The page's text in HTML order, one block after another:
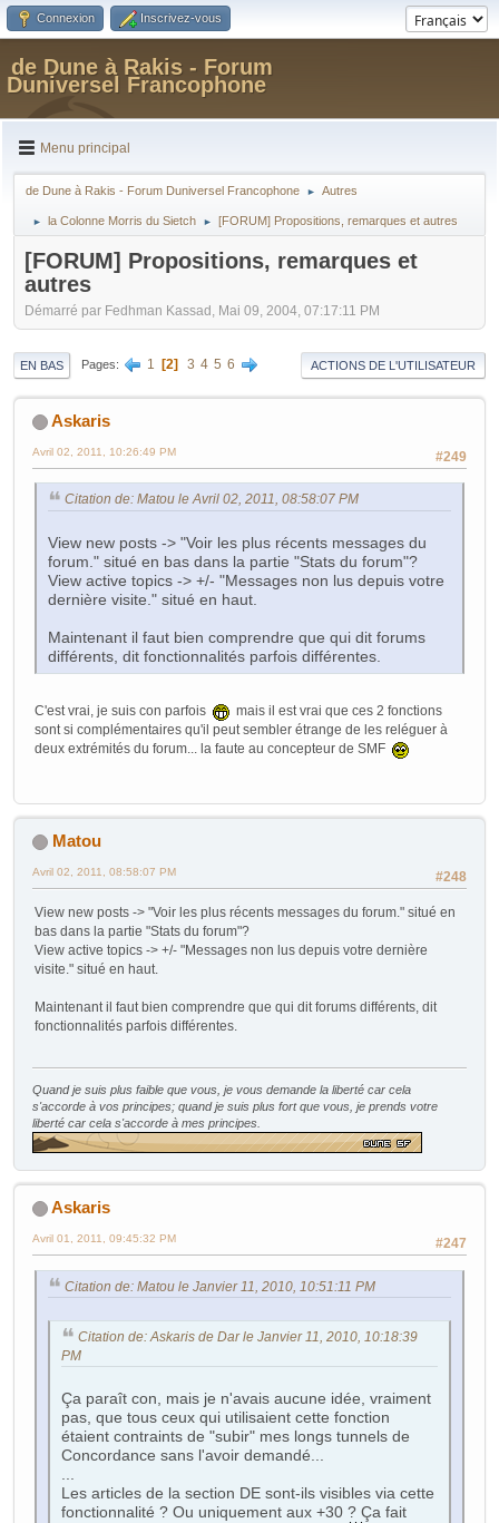
Connexion Inscrivez-vous
de Dune à Rakis - Forum
Duniversel Francophone
Menu principal
de Dune à Rakis - Forum Duniversel Francophone ► Autres
► la Colonne Morris du Sietch ► [FORUM] Propositions, remarques et autres
[FORUM] Propositions, remarques et
autres
Démarré par Fedhman Kassad, Mai 09, 2004, 07:17:11 PM
EN BAS Pages 1 2 3 4 5 6 ACTIONS DE L'UTILISATEUR
Askaris
#249
Avril 02, 2011, 10:26:49 PM
Citation de: Matou le Avril 02, 2011, 08:58:07 PM
View new posts -> "Voir les plus récents messages du
forum." situé en bas dans la partie "Stats du forum"?
View active topics -> +/- "Messages non lus depuis votre
dernière visite." situé en haut.
Maintenant il faut bien comprendre que qui dit forums
différents, dit fonctionnalités parfois différentes.
C'est vrai, je suis con parfois
mais il est vrai que ces 2 fonctions
sont si complémentaires qu'il peut sembler étrange de les reléguer à
deux extrémités du forum... la faute au concepteur de SMF
Matou
#248
Avril 02, 2011, 08:58:07 PM
View new posts -> "Voir les plus récents messages du forum." situé en
bas dans la partie "Stats du forum"?
View active topics -> +/- "Messages non lus depuis votre dernière
visite." situé en haut.
Maintenant il faut bien comprendre que qui dit forums différents, dit
fonctionnalités parfois différentes.
Quand je suis plus faible que vous, je vous demande la liberté car cela
s'accorde à vos principes; quand je suis plus fort que vous, je prends votre
liberté car cela s'accorde à mes principes.
Askaris
#247
Avril 01, 2011, 09:45:32 PM
Citation de: Matou le Janvier 11, 2010, 10:51:11 PM
Citation de: Askaris de Dar le Janvier 11, 2010, 10:18:39
PM
Ça paraît con, mais je n'avais aucune idée, vraiment
pas, que tous ceux qui utilisaient cette fonction
étaient contraints de "subir" mes longs tunnels de
Concordance sans l'avoir demandé...
...
Les articles de la section DE sont-ils visibles via cette
fonctionnalité ? Ou uniquement aux +30 ? Ça fait